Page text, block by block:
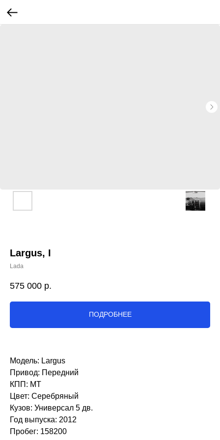
Largus, I
Lada
575 000 р.
ПОДРОБНЕЕ
Модель: Largus
Привод: Передний
КПП: MT
Цвет: Серебряный
Кузов: Универсал 5 дв.
Год выпуска: 2012
Пробег: 158200